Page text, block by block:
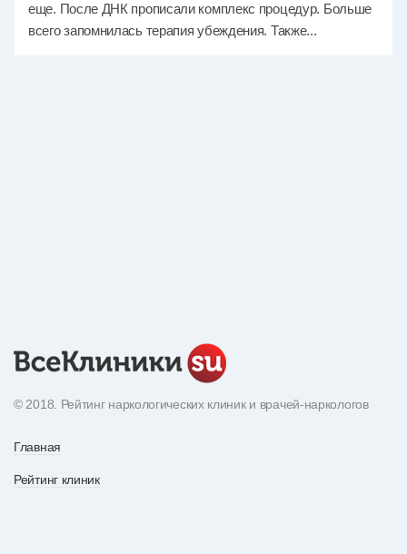
еще. После ДНК прописали комплекс процедур. Больше
всего запомнилась терапия убеждения. Также...
© 2018. Рейтинг наркологических клиник и врачей-наркологов
Главная
Рейтинг клиник